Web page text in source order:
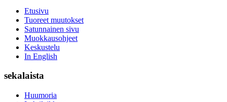
Etusivu
Tuoreet muutokset
Satunnainen sivu
Muokkausohjeet
Keskustelu
In English
sekalaista
Huumoria